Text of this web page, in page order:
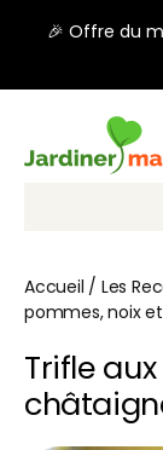
🎉 Offre du
Accueil / Les
pommes, noix
Trifle